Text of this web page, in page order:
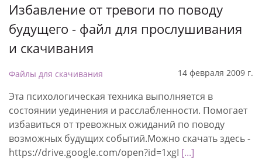
Избавление от тревоги по поводу
будущего - файл для прослушивания
и скачивания
Файлы для скачивания 14 февраля 2009 г.
Эта психологическая техника выполняется в
состоянии уединения и расслабленности. Помогает
избавиться от тревожных ожиданий по поводу
возможных будущих событий.Можно скачать здесь -
https://drive.google.com/open?id=1xgI [...]